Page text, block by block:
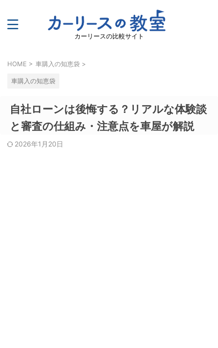
カーリースの比較サイト
HOME > 車購入の知恵袋 >
車購入の知恵袋
自社ローンは後悔する？リアルな体験談
と審査の仕組み・注意点を車屋が解説
2026年1月20日